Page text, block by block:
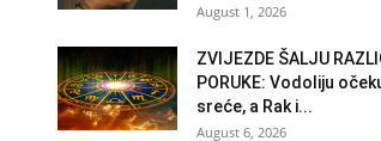
August 1, 2026
ZVIJEZDE ŠALJU
PORUKE: Vodoliju
sreće, a Rak i...
August 6, 2026